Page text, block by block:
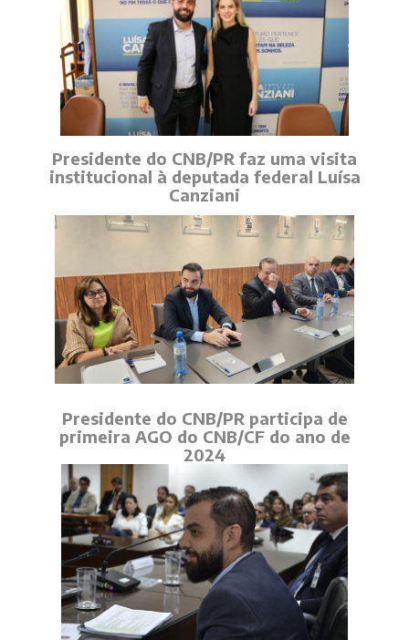
Presidente do CNB/PR faz uma visita
institucional à deputada federal Luísa
Canziani
Presidente do CNB/PR participa de
primeira AGO do CNB/CF do ano de
2024